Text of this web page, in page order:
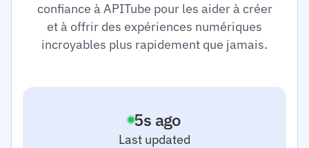
confiance à APITube pour les aider à créer
et à offrir des expériences numériques
incroyables plus rapidement que jamais.
Last updated
0s ago